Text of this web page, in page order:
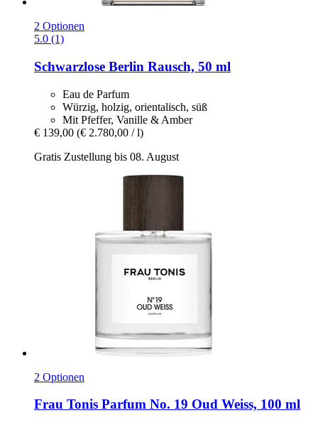
2 Optionen
5.0 (1)
Schwarzlose Berlin Rausch, 50 ml
Eau de Parfum
Würzig, holzig, orientalisch, süß
Mit Pfeffer, Vanille & Amber
€ 139,00 (€ 2.780,00 / l)
Gratis Zustellung bis 08. August
2 Optionen
Frau Tonis Parfum No. 19 Oud Weiss, 100 ml